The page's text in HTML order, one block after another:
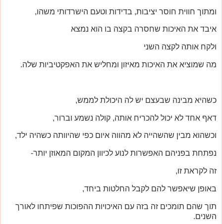
ומתוך חווית חוסר יציבות, בדידות וטעם הישרדותי משהו,
איבד את האיכות שחסרה בקצה בו הוא נמצא
ולקח אותה לקצה השני
מה שמוציא את האיכות מאיזון ומחליש את האפקטיביות שלה.
כשהיא מבינה שבעצם יש לה היכולת לממש,
דאף אחד לא יכול להכריח אותה, קולה נשמע וברור,
וכשהוא מבין שהשהייה לא מהווה איום כפי שהיוותה כשהיה ילד,
נפתחת בפניהם האפשרות לנוע לכיוון המקום המאוזן יותר-
זה לקראת זו,
באופן שיאפשר להם לקבל החלטות ביחד,
תוך שהם תומכים זה בזה עם האיכויות ההפוכות שפיתחו לאורך
השנים.